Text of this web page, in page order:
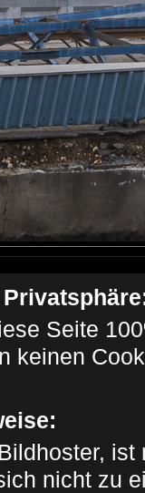
Seite
keinen
nicht zu